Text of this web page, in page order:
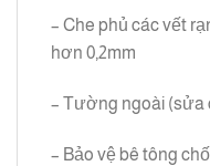
– Che phủ các vết
hơn 0,2mm
– Tường ngoài (sửa
– Bảo vệ bê tông